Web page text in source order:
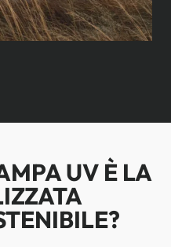
UV È LA